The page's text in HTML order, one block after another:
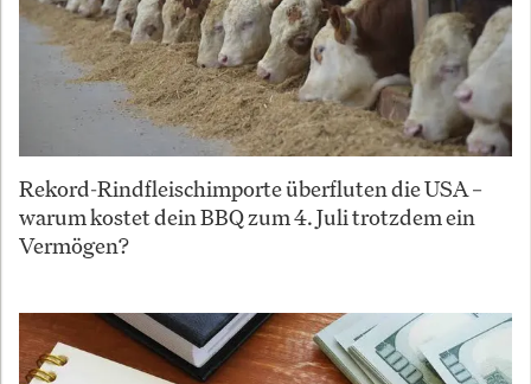
Rekord-Rindfleischimporte überfluten die USA –
warum kostet dein BBQ zum 4. Juli trotzdem ein
Vermögen?